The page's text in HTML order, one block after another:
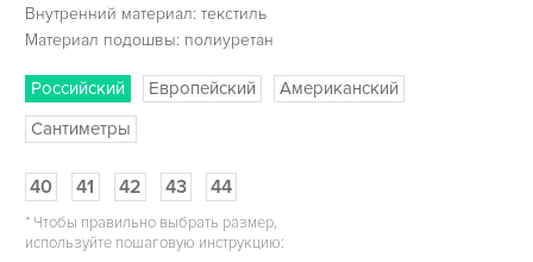
Внутренний материал: текстиль
Материал подошвы: полиуретан
Российский Европейский
Американский
Сантиметры
40 41 42 43 44
*Чтобы правильно выбрать размер,
используйте пошаговую инструкцию: